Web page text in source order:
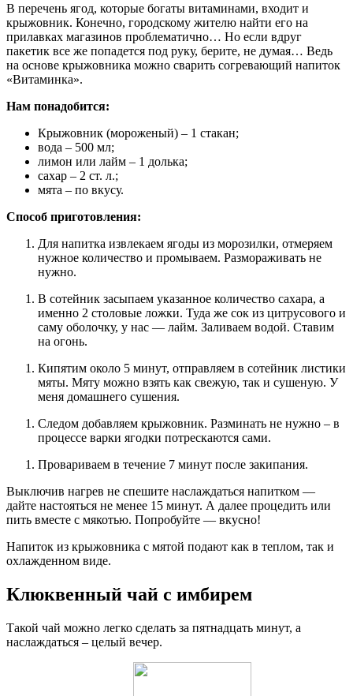
В перечень ягод, которые богаты витаминами, входит и
крыжовник. Конечно, городскому жителю найти его на
прилавках магазинов проблематично… Но если вдруг
пакетик все же попадется под руку, берите, не думая… Ведь
на основе крыжовника можно сварить согревающий напиток
«Витаминка».
Нам понадобится:
Крыжовник (мороженый) – 1 стакан;
вода – 500 мл;
лимон или лайм – 1 долька;
сахар – 2 ст. л.;
мята – по вкусу.
Способ приготовления:
Для напитка извлекаем ягоды из морозилки, отмеряем
нужное количество и промываем. Размораживать не
нужно.
В сотейник засыпаем указанное количество сахара, а
именно 2 столовые ложки. Туда же сок из цитрусового и
саму оболочку, у нас — лайм. Заливаем водой. Ставим
на огонь.
Кипятим около 5 минут, отправляем в сотейник листики
мяты. Мяту можно взять как свежую, так и сушеную. У
меня домашнего сушения.
Следом добавляем крыжовник. Разминать не нужно – в
процессе варки ягодки потрескаются сами.
Провариваем в течение 7 минут после закипания.
Выключив нагрев не спешите наслаждаться напитком —
дайте настояться не менее 15 минут. А далее процедить или
пить вместе с мякотью. Попробуйте — вкусно!
Напиток из крыжовника с мятой подают как в теплом, так и
охлажденном виде.
Клюквенный чай с имбирем
Такой чай можно легко сделать за пятнадцать минут, а
наслаждаться – целый вечер.